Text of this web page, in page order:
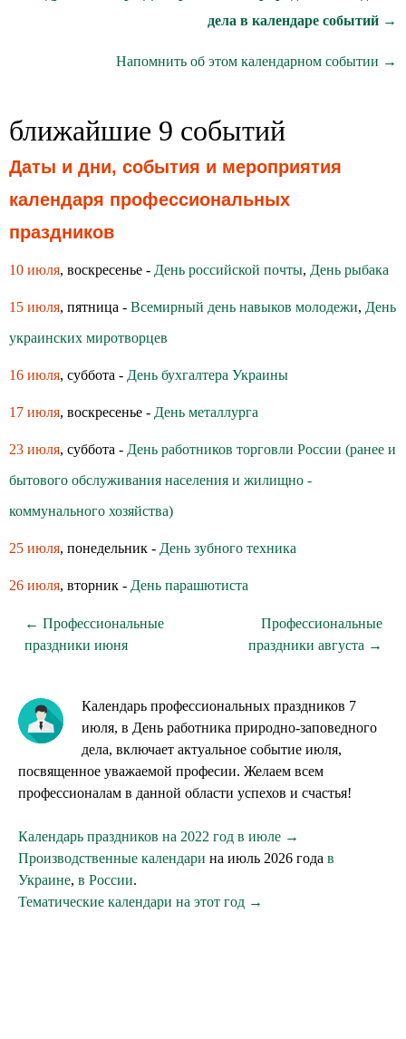
дела в календаре событий →
Напомнить об этом календарном событии →
ближайшие 9 событий
Даты и дни, события и мероприятия
календаря профессиональных
праздников
10 июля, воскресенье - День российской почты, День рыбака
15 июля, пятница - Всемирный день навыков молодежи, День
украинских миротворцев
16 июля, суббота - День бухгалтера Украины
17 июля, воскресенье - День металлурга
23 июля, суббота - День работников торговли России (ранее и
бытового обслуживания населения и жилищно -
коммунального хозяйства)
25 июля, понедельник - День зубного техника
26 июля, вторник - День парашютиста
← Профессиональные
праздники июня
Профессиональные
праздники августа →
Календарь профессиональных праздников 7
июля, в День работника природно-заповедного
дела, включает актуальное событие июля,
посвященное уважаемой професии. Желаем всем
профессионалам в данной области успехов и счастья!
Календарь праздников на 2022 год в июле →
Производственные календари на июль 2026 года в
Украине, в России.
Тематические календари на этот год →